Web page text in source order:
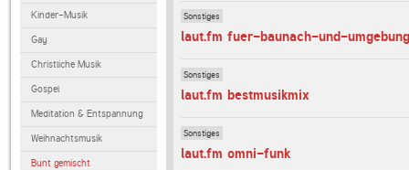
Kinder-Musik
Gay
Christliche Musik
Gospel
Meditation & Entspannung
Weihnachtsmusik
Bunt gemischt
Sonstiges
laut.fm fuer-baunach-und-umgebung
Sonstiges
laut.fm bestmusikmix
Sonstiges
laut.fm omni-funk